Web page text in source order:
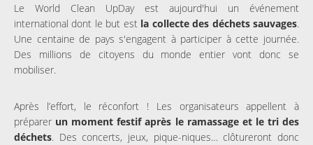
Le World Clean UpDay est aujourd'hui un événement
international dont le but estla collecte des déchets sauvages.
Une centaine de pays s'engagent à participer à cette journée.
Des millions de citoyens du monde entier vont donc se
mobiliser.
Après l’effort, le réconfort ! Les organisateurs appellent à
préparer un moment festif après le ramassage et le tri des
déchets. Des concerts, jeux, pique-niques… clôtureront donc